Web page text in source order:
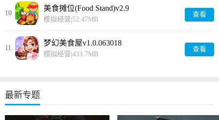
10
美食摊位(Food Stand)v2.9
模拟经营 52.47MB
查看
11
梦幻美食屋v1.0.063018
模拟经营 433.7MB
查看
最新专题